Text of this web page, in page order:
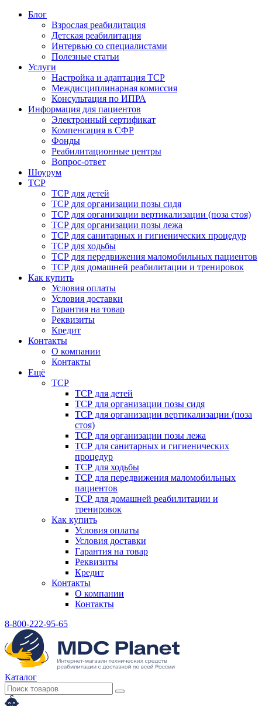
Блог
Взрослая реабилитация
Детская реабилитация
Интервью со специалистами
Полезные статьи
Услуги
Настройка и адаптация ТСР
Междисциплинарная комиссия
Консультация по ИПРА
Информация для пациентов
Электронный сертификат
Компенсация в СФР
Фонды
Реабилитационные центры
Вопрос-ответ
Шоурум
ТСР
ТСР для детей
ТСР для организации позы сидя
ТСР для организации вертикализации (поза стоя)
ТСР для организации позы лежа
ТСР для санитарных и гигиенических процедур
ТСР для ходьбы
ТСР для передвижения маломобильных пациентов
ТСР для домашней реабилитации и тренировок
Как купить
Условия оплаты
Условия доставки
Гарантия на товар
Реквизиты
Кредит
Контакты
О компании
Контакты
Ещё
ТСР
ТСР для детей
ТСР для организации позы сидя
ТСР для организации вертикализации (поза
стоя)
ТСР для организации позы лежа
ТСР для санитарных и гигиенических
процедур
ТСР для ходьбы
ТСР для передвижения маломобильных
пациентов
ТСР для домашней реабилитации и
тренировок
Как купить
Условия оплаты
Условия доставки
Гарантия на товар
Реквизиты
Кредит
Контакты
О компании
Контакты
8-800-222-95-65
Каталог